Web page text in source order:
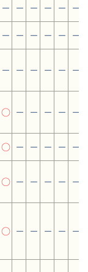
－ － － － － －
－ － － － － －
－ － － － － －
○ － － － － －
○ － － － － －
○ － － － － －
○ － － － － －